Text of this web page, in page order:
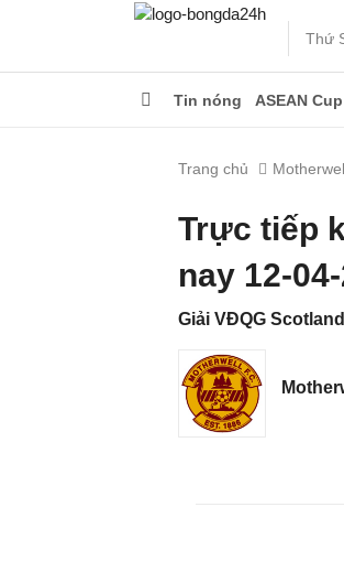
Thứ
Tin nóng ASEAN Cup
Trang chủ
Trực tiếp
nay 12-
Giải VĐQG